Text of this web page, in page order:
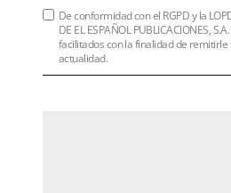
De conformidad con el RGPD y la
DE EL ESPAÑOL PUBLICACIONES,
facilitados con la finalidad de remitirle
actualidad.